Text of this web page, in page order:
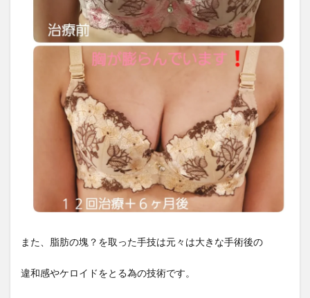
また、脂肪の塊？を取った手技は元々は大きな手術後の
違和感やケロイドをとる為の技術です。